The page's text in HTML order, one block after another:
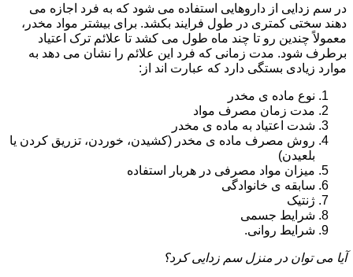
در سم زدایی از داروهایی استفاده می شود که به فرد اجازه می
دهند سختی کمتری در طول فرایند بکشد. برای بیشتر مواد مخدر،
معمولاً چندین رو تا چند ماه طول می کشد تا علائم ترک اعتیاد
برطرف شود. مدت زمانی که فرد این علائم را نشان می دهد به
موارد زیادی بستگی دارد که عبارت اند از:
نوع ماده ی مخدر
مدت زمان مصرف مواد
شدت اعتیاد به ماده ی مخدر
روش مصرف ماده ی مخدر (کشیدن، خوردن، تزریق کردن یا
بلعیدن)
میزان مواد مصرفی در هربار استفاده
سابقه ی خانوادگی
ژنتیک
شرایط جسمی
شرایط روانی.
آیا می توان در منزل سم زدایی کرد؟